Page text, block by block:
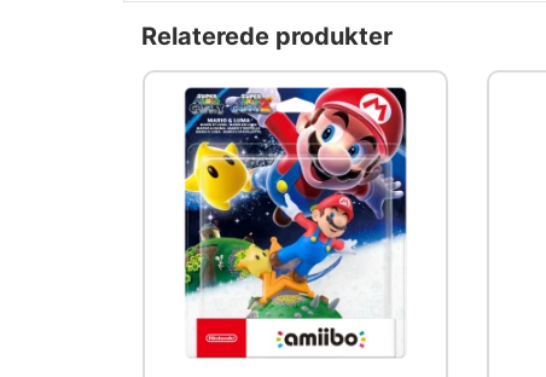
Relaterede produkter